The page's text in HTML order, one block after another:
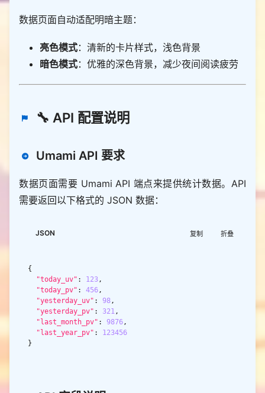
数据页面自动适配明暗主题：
亮色模式：清新的卡片样式，浅色背景
暗色模式：优雅的深色背景，减少夜间阅读疲劳
🔧 API 配置说明
Umami API 要求
数据页面需要 Umami API 端点来提供统计数据。API
需要返回以下格式的 JSON 数据：
JSON 复制 折叠
"today_uv" : 123
"today_pv" : 456
"yesterday_uv" : 98
"yesterday_pv" : 321
"last_month_pv" : 9876
"last_year_pv" : 123456